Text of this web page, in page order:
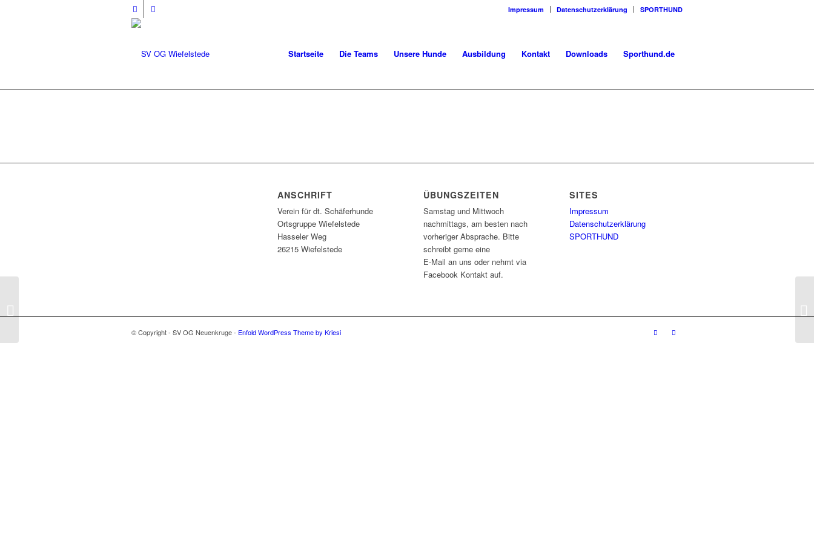
Impressum Datenschutzerklärung SPORTHUND
Startseite Die Teams Unsere Hunde Ausbildung Kontakt Downloads Sporthund.de
ANSCHRIFT
Verein für dt. Schäferhunde
Ortsgruppe Wiefelstede
Hasseler Weg
26215 Wiefelstede
ÜBUNGSZEITEN
Samstag und Mittwoch
nachmittags, am besten nach
vorheriger Absprache. Bitte
schreibt gerne eine
E-Mail an uns oder nehmt via
Facebook Kontakt auf.
SITES
Impressum
Datenschutzerklärung
SPORTHUND
© Copyright - SV OG Neuenkruge - Enfold WordPress Theme by Kriesi